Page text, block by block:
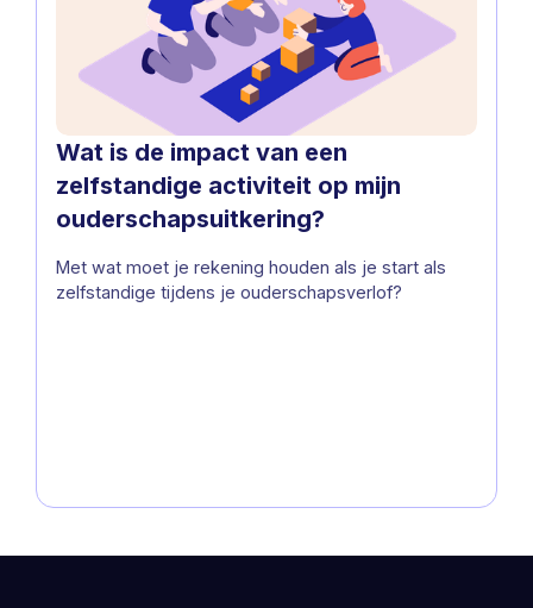
Wat is de impact van een
zelfstandige activiteit op mijn
ouderschapsuitkering?
Met wat moet je rekening houden als je start als
zelfstandige tijdens je ouderschapsverlof?